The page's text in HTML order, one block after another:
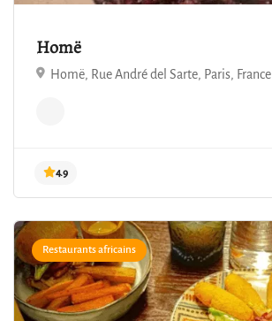
4.9
Homë
Homë, Rue André del Sarte, Paris, France
Restaurants africains